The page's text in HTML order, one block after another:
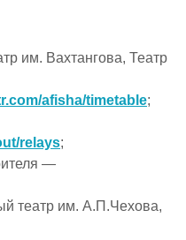
им. Вахтангова, Театр
afisha/timetable;
relays;
—
театр им. А.П.Чехова,